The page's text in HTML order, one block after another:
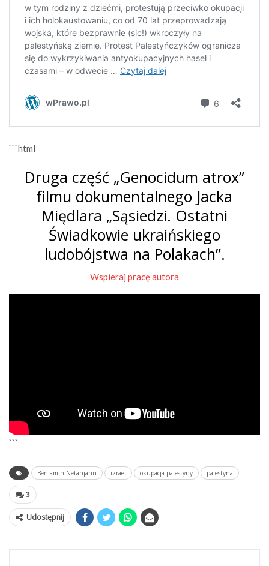
```html
Druga część „Genocidum atrox”
filmu dokumentalnego Jacka
Międlara „Sąsiedzi. Ostatni
Świadkowie ukraińskiego
ludobójstwa na Polakach”.
Wspieraj pracę autora
```
Benjamin Netanjahu izrael okupacja palestyny palestyna
3
Udostępnij